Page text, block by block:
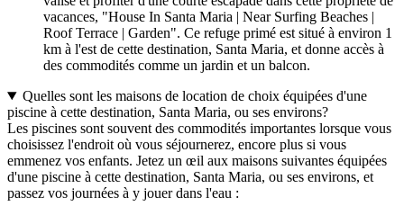
vacances, "House In Santa Maria | Near Surfing Beaches |
Roof Terrace | Garden". Ce refuge primé est situé à environ 1
km à l'est de cette destination, Santa Maria, et donne accès à
des commodités comme un jardin et un balcon.
Quelles sont les maisons de location de choix équipées d'une
piscine à cette destination, Santa Maria, ou ses environs?
Les piscines sont souvent des commodités importantes lorsque vous
choisissez l'endroit où vous séjournerez, encore plus si vous
emmenez vos enfants. Jetez un œil aux maisons suivantes équipées
d'une piscine à cette destination, Santa Maria, ou ses environs, et
passez vos journées à y jouer dans l'eau :